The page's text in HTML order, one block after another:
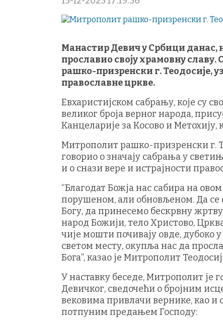
Манастир Девич у Србици данас,
прославио своју храмовну славу.
рашко-призренски г. Теодосије,
православне цркве.
Евхаристијском сабрању, које су
великог броја верног народа,
Канцеларије за Косово и
Митрополит рашко-призренски г.
говорио о значају сабрања у
и о снази вере и истрајности
“Благодат Божја нас сабира на
порушеном, али обновљеном. Да се
Богу, да принесемо бескрвну
народ Божији, тело Христово,
чије мошти почивају овде, дубоко
светом месту, окупља нас да
Бога”, казао је Митрополит
У наставку беседе, Митрополит је
Девичког, сведочећи о бројним
вековима привлачи вернике, као и
потпуним предањем Господу: